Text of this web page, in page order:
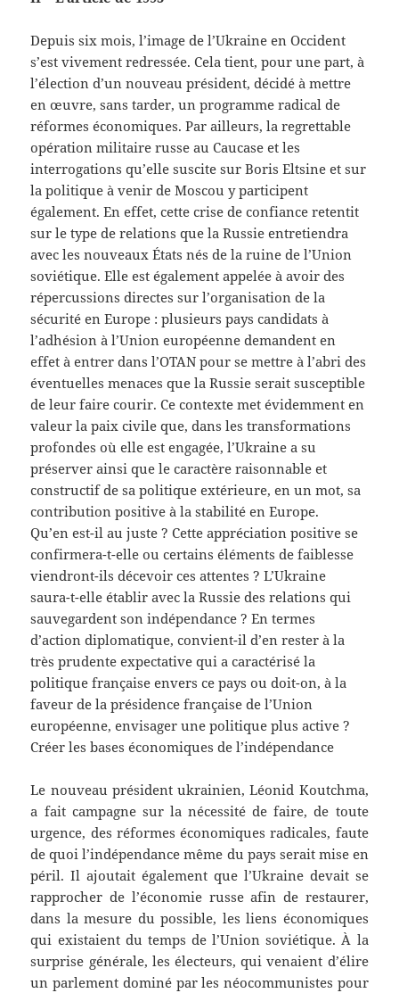
Depuis six mois, l’image de l’Ukraine en Occident
s’est vivement redressée. Cela tient, pour une part, à
l’élection d’un nouveau président, décidé à mettre
en œuvre, sans tarder, un programme radical de
réformes économiques. Par ailleurs, la regrettable
opération militaire russe au Caucase et les
interrogations qu’elle suscite sur Boris Eltsine et sur
la politique à venir de Moscou y participent
également. En effet, cette crise de confiance retentit
sur le type de relations que la Russie entretiendra
avec les nouveaux États nés de la ruine de l’Union
soviétique. Elle est également appelée à avoir des
répercussions directes sur l’organisation de la
sécurité en Europe : plusieurs pays candidats à
l’adhésion à l’Union européenne demandent en
effet à entrer dans l’OTAN pour se mettre à l’abri des
éventuelles menaces que la Russie serait susceptible
de leur faire courir. Ce contexte met évidemment en
valeur la paix civile que, dans les transformations
profondes où elle est engagée, l’Ukraine a su
préserver ainsi que le caractère raisonnable et
constructif de sa politique extérieure, en un mot, sa
contribution positive à la stabilité en Europe.
Qu’en est-il au juste ? Cette appréciation positive se
confirmera-t-elle ou certains éléments de faiblesse
viendront-ils décevoir ces attentes ? L’Ukraine
saura-t-elle établir avec la Russie des relations qui
sauvegardent son indépendance ? En termes
d’action diplomatique, convient-il d’en rester à la
très prudente expectative qui a caractérisé la
politique française envers ce pays ou doit-on, à la
faveur de la présidence française de l’Union
européenne, envisager une politique plus active ?
Créer les bases économiques de l’indépendance
Le nouveau président ukrainien, Léonid Koutchma,
a fait campagne sur la nécessité de faire, de toute
urgence, des réformes économiques radicales, faute
de quoi l’indépendance même du pays serait mise en
péril. Il ajoutait également que l’Ukraine devait se
rapprocher de l’économie russe afin de restaurer,
dans la mesure du possible, les liens économiques
qui existaient du temps de l’Union soviétique. À la
surprise générale, les électeurs, qui venaient d’élire
un parlement dominé par les néocommunistes pour